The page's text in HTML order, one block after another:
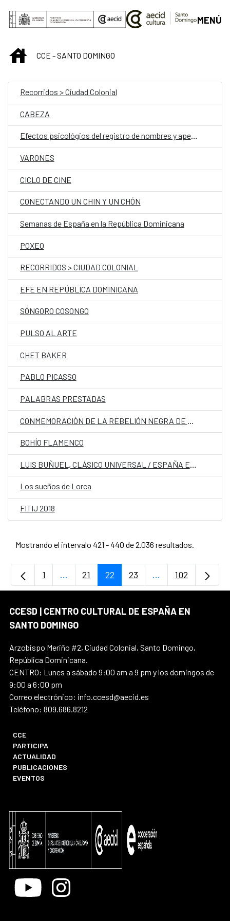
Saltar al contenido principal
MENÚ
INICIOCCE - SANTO DOMINGO
Recorridos > Ciudad Colonial
CABEZA
Efectos psicológios del registro de nombres y apellidos
VARONES
CICLO DE CINE
CONECTANDO UN CHIN Y UN CHÓN
Semanas de España en la República Dominicana
POXEO
RECORRIDOS > CIUDAD COLONIAL
EFE EN REPÚBLICA DOMINICANA
SÓNGORO COSONGO
PULSO AL ARTE
CHET BAKER
PABLO PICASSO
PALABRAS PRESTADAS
BOHÍO FLAMENCO
LUIS BUÑUEL, CLÁSICO UNIVERSAL / ESPAÑA EN CORTOS
Los sueños de Lorca
FITIJ 2018
Mostrando el intervalo 421 - 440 de 2.036 resultados.
Página
1 ...Páginas intermedias Use TAB para
Página
21 Página
22 Página
23 ...PáginasPágina
102
CCESD | CENTRO CULTURAL DE ESPAÑA EN
SANTO DOMINGO
Arzobispo Meriño #2, Ciudad Colonial, Santo Domingo,
República Dominicana.
CENTRO: Lunes a sábado 9:00 am a 9 pm y los domingos de
9:00 a 6:00 pm
Correo electrónico: info.ccesd@aecid.es
Teléfono: 809.686.8212
CCE
PARTICIPA
ACTUALIDAD
PUBLICACIONES
EVENTOS
Youtube Instagram